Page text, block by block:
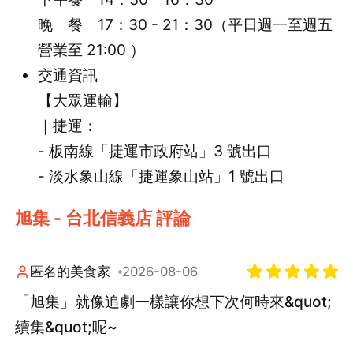
晚 餐 17：30 - 21：30（平日週一至週五
營業至 21:00 ）
交通資訊
【大眾運輸】
｜捷運：
- 板南線「捷運市政府站」3 號出口
- 淡水象山線「捷運象山站」1 號出口
旭集 - 台北信義店 評論
匿名的美食家 2026-08-06
「旭集」就像追劇一樣讓你想下次何時來&quot;
續集&quot;呢~